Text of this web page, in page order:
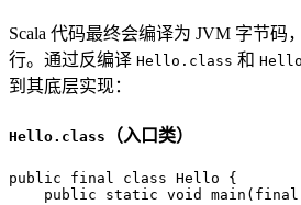
Scala 代码最终会编译为 JVM 字节码
行。通过反编译 Hello.class 和
到其底层实现：
Hello.class （入口类）
public final class Hello {
public
static void main ( final